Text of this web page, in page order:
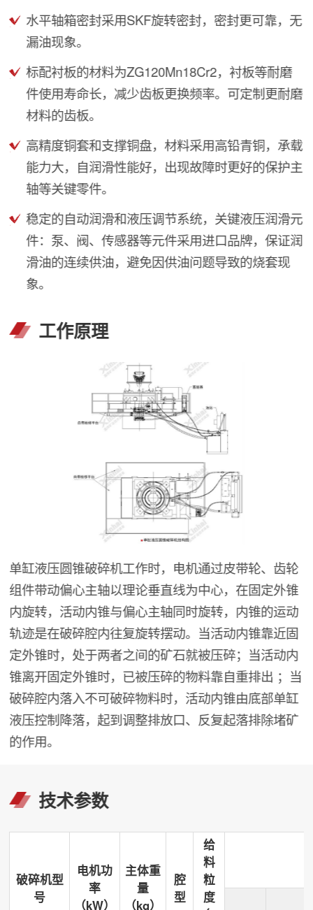
水平轴箱密封采用SKF旋转密封，密封更可靠，无
漏油现象。
标配衬板的材料为ZG120Mn18Cr2，衬板等耐磨
件使用寿命长，减少齿板更换频率。可定制更耐磨
材料的齿板。
高精度铜套和支撑铜盘，材料采用高铅青铜，承载
能力大，自润滑性能好，出现故障时更好的保护主
轴等关键零件。
稳定的自动润滑和液压调节系统，关键液压润滑元
件：泵、阀、传感器等元件采用进口品牌，保证润
滑油的连续供油，避免因供油问题导致的烧套现
象。
工作原理
单缸液压圆锥破碎机工作时，电机通过皮带轮、齿轮
组件带动偏心主轴以理论垂直线为中心，在固定外锥
内旋转，活动内锥与偏心主轴同时旋转，内锥的运动
轨迹是在破碎腔内往复旋转摆动。当活动内锥靠近固
定外锥时，处于两者之间的矿石就被压碎；当活动内
锥离开固定外锥时，已被压碎的物料靠自重排出 ；当
破碎腔内落入不可破碎物料时，活动内锥由底部单缸
液压控制降落，起到调整排放口、反复起落排除堵矿
的作用。
技术参数
破碎机型
号
电机功
率
（kW）
主体重
量
（kg）
腔
型
给
料
粒
度